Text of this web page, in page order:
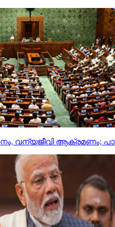
വന്യജീവി ആക്രമണം;